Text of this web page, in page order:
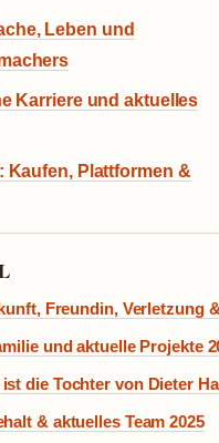
Leben und
Karriere und aktuelles
Kaufen, Plattformen &
Freundin, Verletzung
und aktuelle Projekte
die Tochter von Dieter
& aktuelles Team 2025